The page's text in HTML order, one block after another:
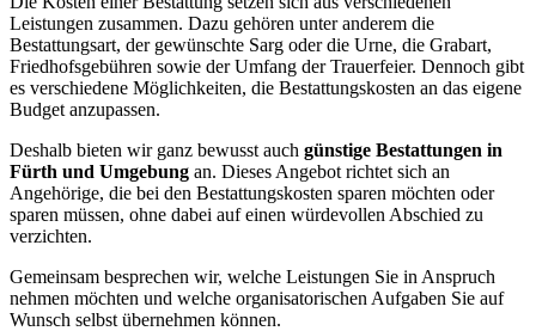
Leistungen zusammen. Dazu gehören unter anderem die
Bestattungsart, der gewünschte Sarg oder die Urne, die Grabart,
Friedhofsgebühren sowie der Umfang der Trauerfeier. Dennoch gibt
es verschiedene Möglichkeiten, die Bestattungskosten an das eigene
Budget anzupassen.
Deshalb bieten wir ganz bewusst auch günstige Bestattungen in
Fürth und Umgebung an. Dieses Angebot richtet sich an
Angehörige, die bei den Bestattungskosten sparen möchten oder
sparen müssen, ohne dabei auf einen würdevollen Abschied zu
verzichten.
Gemeinsam besprechen wir, welche Leistungen Sie in Anspruch
nehmen möchten und welche organisatorischen Aufgaben Sie auf
Wunsch selbst übernehmen können.